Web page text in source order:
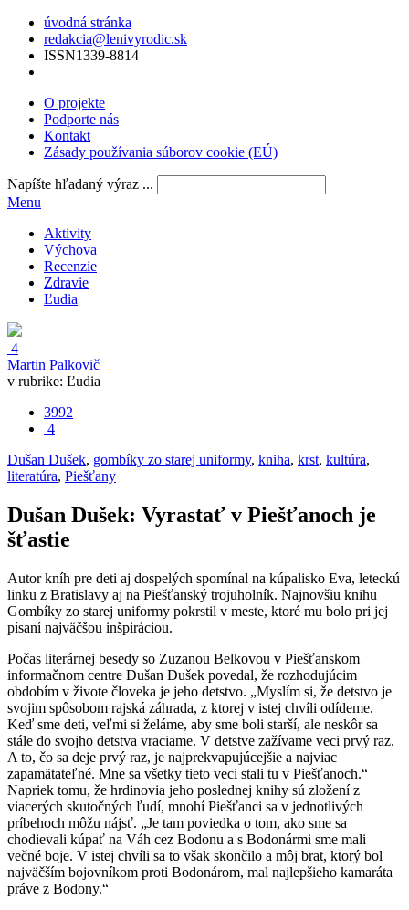
úvodná stránka
redakcia@lenivyrodic.sk
ISSN1339-8814
O projekte
Podporte nás
Kontakt
Zásady používania súborov cookie (EÚ)
Napíšte hľadaný výraz ...
Menu
Aktivity
Výchova
Recenzie
Zdravie
Ľudia
4
Martin Palkovič
v rubrike: Ľudia
3992
4
Dušan Dušek, gombíky zo starej uniformy, kniha, krst, kultúra,
literatúra, Piešťany
Dušan Dušek: Vyrastať v Piešťanoch je
šťastie
Autor kníh pre deti aj dospelých spomínal na kúpalisko Eva, leteckú
linku z Bratislavy aj na Piešťanský trojuholník. Najnovšiu knihu
Gombíky zo starej uniformy pokrstil v meste, ktoré mu bolo pri jej
písaní najväčšou inšpiráciou.
Počas literárnej besedy so Zuzanou Belkovou v Piešťanskom
informačnom centre Dušan Dušek povedal, že rozhodujúcim
obdobím v živote človeka je jeho detstvo. „Myslím si, že detstvo je
svojim spôsobom rajská záhrada, z ktorej v istej chvíli odídeme.
Keď sme deti, veľmi si želáme, aby sme boli starší, ale neskôr sa
stále do svojho detstva vraciame. V detstve zažívame veci prvý raz.
A to, čo sa deje prvý raz, je najprekvapujúcejšie a najviac
zapamätateľné. Mne sa všetky tieto veci stali tu v Piešťanoch.“
Napriek tomu, že hrdinovia jeho poslednej knihy sú zložení z
viacerých skutočných ľudí, mnohí Piešťanci sa v jednotlivých
príbehoch môžu nájsť. „Je tam poviedka o tom, ako sme sa
chodievali kúpať na Váh cez Bodonu a s Bodonármi sme mali
večné boje. V istej chvíli sa to však skončilo a môj brat, ktorý bol
najväčším bojovníkom proti Bodonárom, mal najlepšieho kamaráta
práve z Bodony.“